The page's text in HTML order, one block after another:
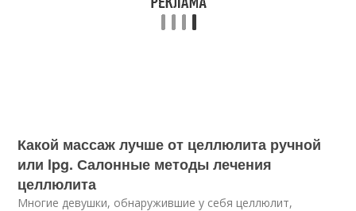
Какой массаж лучше от целлюлита ручной
или lpg. Салонные методы лечения
целлюлита
Многие девушки, обнаружившие у себя целлюлит,